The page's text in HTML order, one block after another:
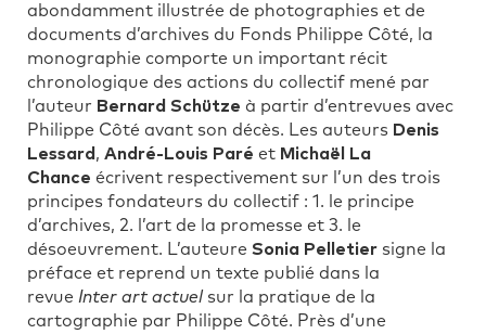
abondamment illustrée de photographies et de
documents d’archives du Fonds Philippe Côté, la
monographie comporte un important récit
chronologique des actions du collectif mené par
l’auteur Bernard Schütze à partir d’entrevues avec
Philippe Côté avant son décès. Les auteurs Denis
Lessard , André-Louis Paré et Michaël La
Chance écrivent respectivement sur l’un des trois
principes fondateurs du collectif : 1. le principe
d’archives, 2. l’art de la promesse et 3. le
désoeuvrement. L’auteure Sonia Pelletier signe la
préface et reprend un texte publié dans la
revue Inter art actuelsur la pratique de la
cartographie par Philippe Côté. Près d’une